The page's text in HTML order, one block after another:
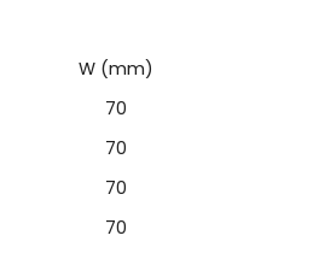
W (mm)
70
70
70
70